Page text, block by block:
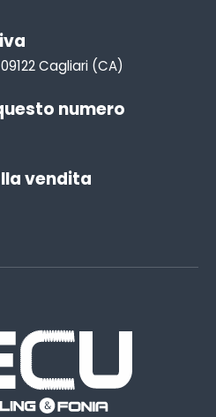
Cagliari (CA)
numero
vendita